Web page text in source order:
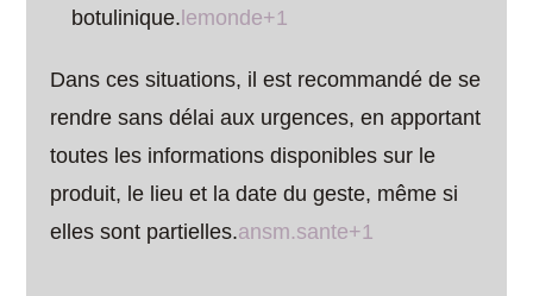
botulinique. lemonde+1
Dans ces situations, il est recommandé de se
rendre sans délai aux urgences, en apportant
toutes les informations disponibles sur le
produit, le lieu et la date du geste, même si
elles sont partielles.ansm.sante+1